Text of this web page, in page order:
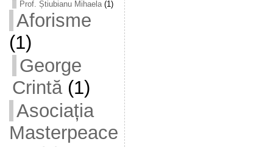
Prof. Știubianu Mihaela(1)
Aforisme
(1)
George
Crintă(1)
Asociația
Masterpeace